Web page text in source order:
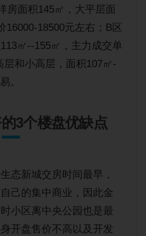
房面积145㎡，大平层面
16000-18500元左右；B区
㎡--155㎡，主力成交单
层和小高层，面积107㎡-
。
3个楼盘优缺点
态新城交房时间最早，
己的集中商业，因此金
小区离中央公园也是最
开盘售价不高以及开发